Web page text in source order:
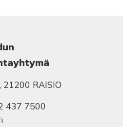
21200 RAISIO
437 7500